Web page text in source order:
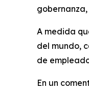
A medida
del mundo,
de
En un